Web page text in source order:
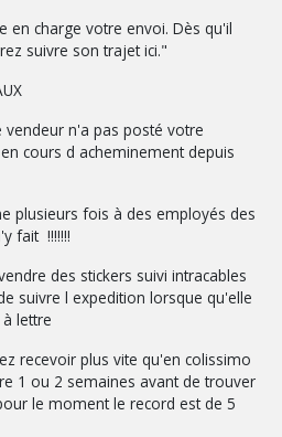
en charge votre envoi. Dès qu'il
suivre son trajet ici."
n'a pas posté votre
cours d acheminement depuis
plusieurs fois à des employés des
fait !!!!!!!
des stickers suivi intracables
suivre l expedition lorsque qu'elle
lettre
recevoir plus vite qu'en colissimo
1 ou 2 semaines avant de trouver
le moment le record est de 5